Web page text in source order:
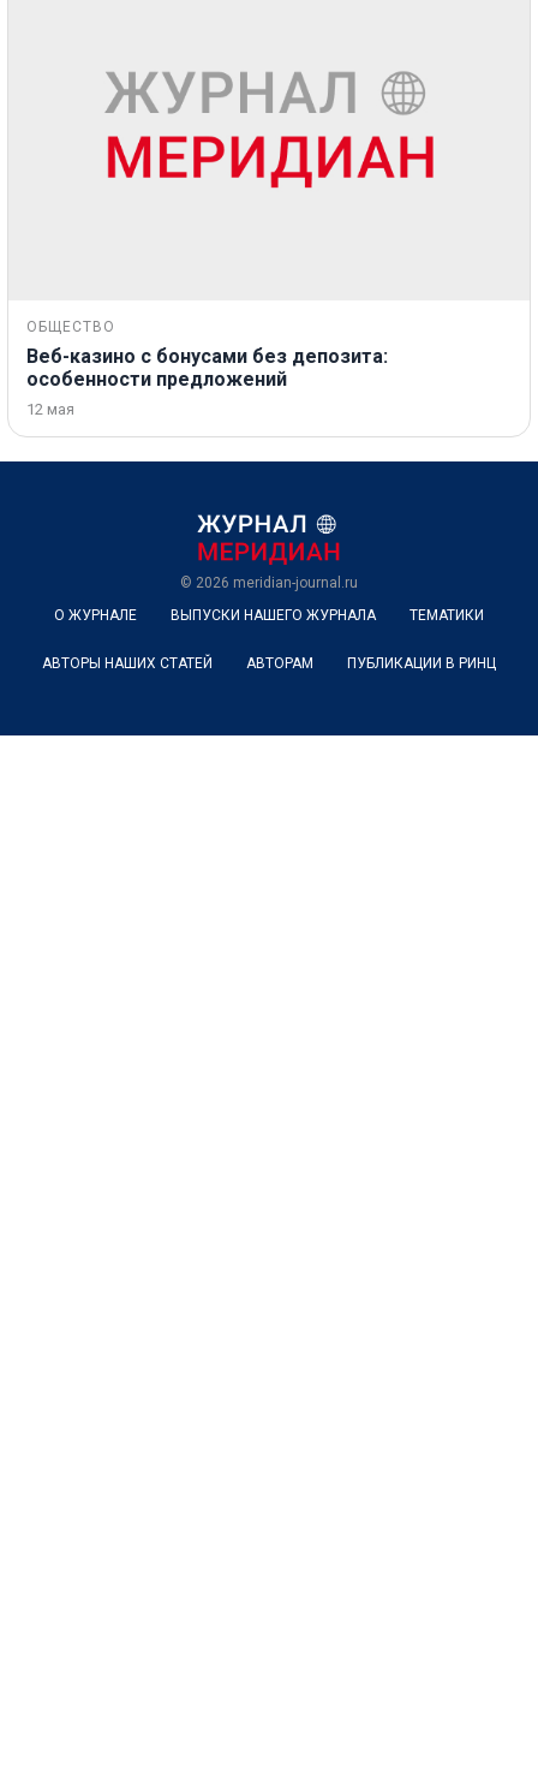
ОБЩЕСТВО
Веб-казино с бонусами без депозита:
особенности предложений
12 мая
© 2026 meridian-journal.ru
О ЖУРНАЛЕ
ВЫПУСКИ НАШЕГО ЖУРНАЛА ТЕМАТИКИ
АВТОРЫ НАШИХ СТАТЕЙ АВТОРАМ ПУБЛИКАЦИИ В РИНЦ